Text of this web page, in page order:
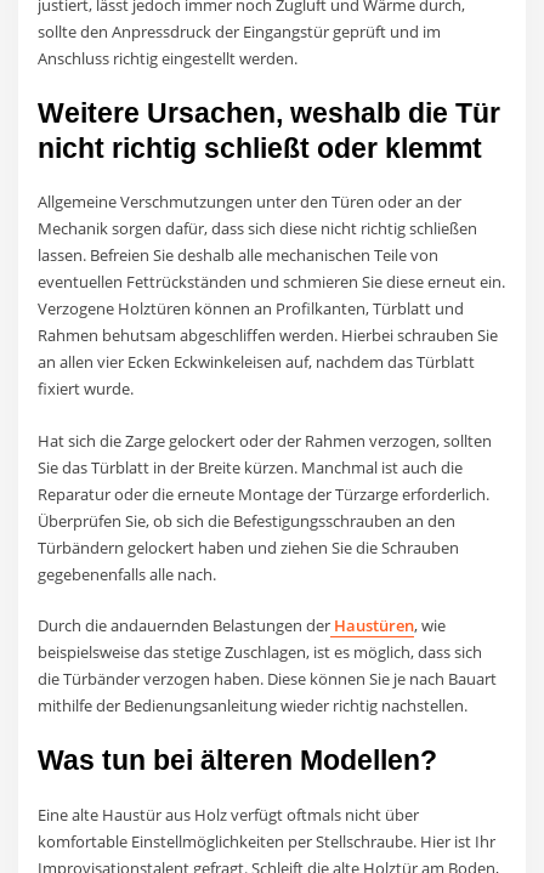
justiert, lässt jedoch immer noch Zugluft und Wärme durch,
sollte den Anpressdruck der Eingangstür geprüft und im
Anschluss richtig eingestellt werden.
Weitere Ursachen, weshalb die Tür
nicht richtig schließt oder klemmt
Allgemeine Verschmutzungen unter den Türen oder an der
Mechanik sorgen dafür, dass sich diese nicht richtig schließen
lassen. Befreien Sie deshalb alle mechanischen Teile von
eventuellen Fettrückständen und schmieren Sie diese erneut ein.
Verzogene Holztüren können an Profilkanten, Türblatt und
Rahmen behutsam abgeschliffen werden. Hierbei schrauben Sie
an allen vier Ecken Eckwinkeleisen auf, nachdem das Türblatt
fixiert wurde.
Hat sich die Zarge gelockert oder der Rahmen verzogen, sollten
Sie das Türblatt in der Breite kürzen. Manchmal ist auch die
Reparatur oder die erneute Montage der Türzarge erforderlich.
Überprüfen Sie, ob sich die Befestigungsschrauben an den
Türbändern gelockert haben und ziehen Sie die Schrauben
gegebenenfalls alle nach.
Durch die andauernden Belastungen der Haustüren, wie
beispielsweise das stetige Zuschlagen, ist es möglich, dass sich
die Türbänder verzogen haben. Diese können Sie je nach Bauart
mithilfe der Bedienungsanleitung wieder richtig nachstellen.
Was tun bei älteren Modellen?
Eine alte Haustür aus Holz verfügt oftmals nicht über
komfortable Einstellmöglichkeiten per Stellschraube. Hier ist Ihr
Improvisationstalent gefragt. Schleift die alte Holztür am Boden,